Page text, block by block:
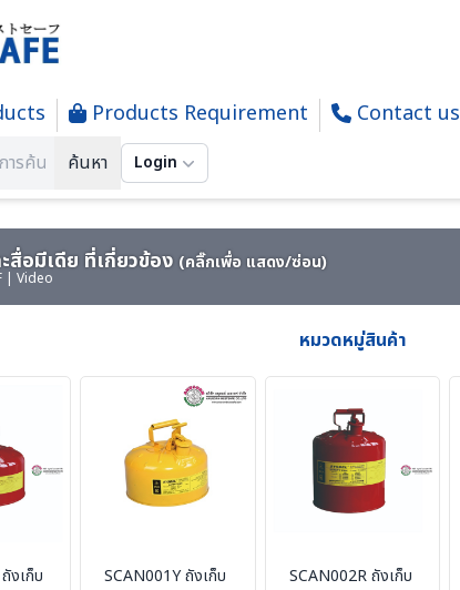
Products Requirement Contact us
ค้นหา Login
- ถาดรอง - ถังเก็บสารเคมี
สื่อมีเดีย ที่เกี่ยวข้อง (คลิ๊กเพื่อ แสดง/ซ่อน)
| Video
หมวดหมู่สินค้า
งเก็บ
SCAN001Y ถังเก็บ
SCAN002R ถังเก็บ